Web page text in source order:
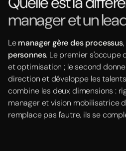
manager et un
Lemanager gère des processus
personnes. Le premier s'occupe
et optimisation ; le second
direction et développe les
combine les deux dimensions :
manager et vision mobilisatrice
remplace pas l'autre, ils se